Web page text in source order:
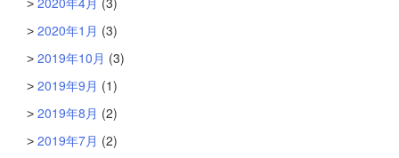
2020年1月 (3)
2019年10月 (3)
2019年9月 (1)
2019年8月 (2)
2019年7月 (2)